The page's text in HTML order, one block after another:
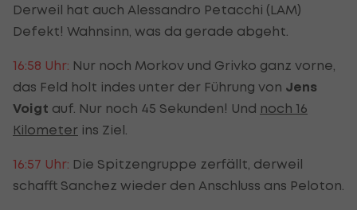
Derweil hat auch Alessandro Petacchi (LAM)
Defekt! Wahnsinn, was da gerade abgeht.
16:58 Uhr: Nur noch Morkov und Grivko ganz vorne,
das Feld holt indes unter der Führung von Jens
Voigt auf. Nur noch 45 Sekunden! Und noch 16
Kilometer ins Ziel.
16:57 Uhr: Die Spitzengruppe zerfällt, derweil
schafft Sanchez wieder den Anschluss ans Peloton.